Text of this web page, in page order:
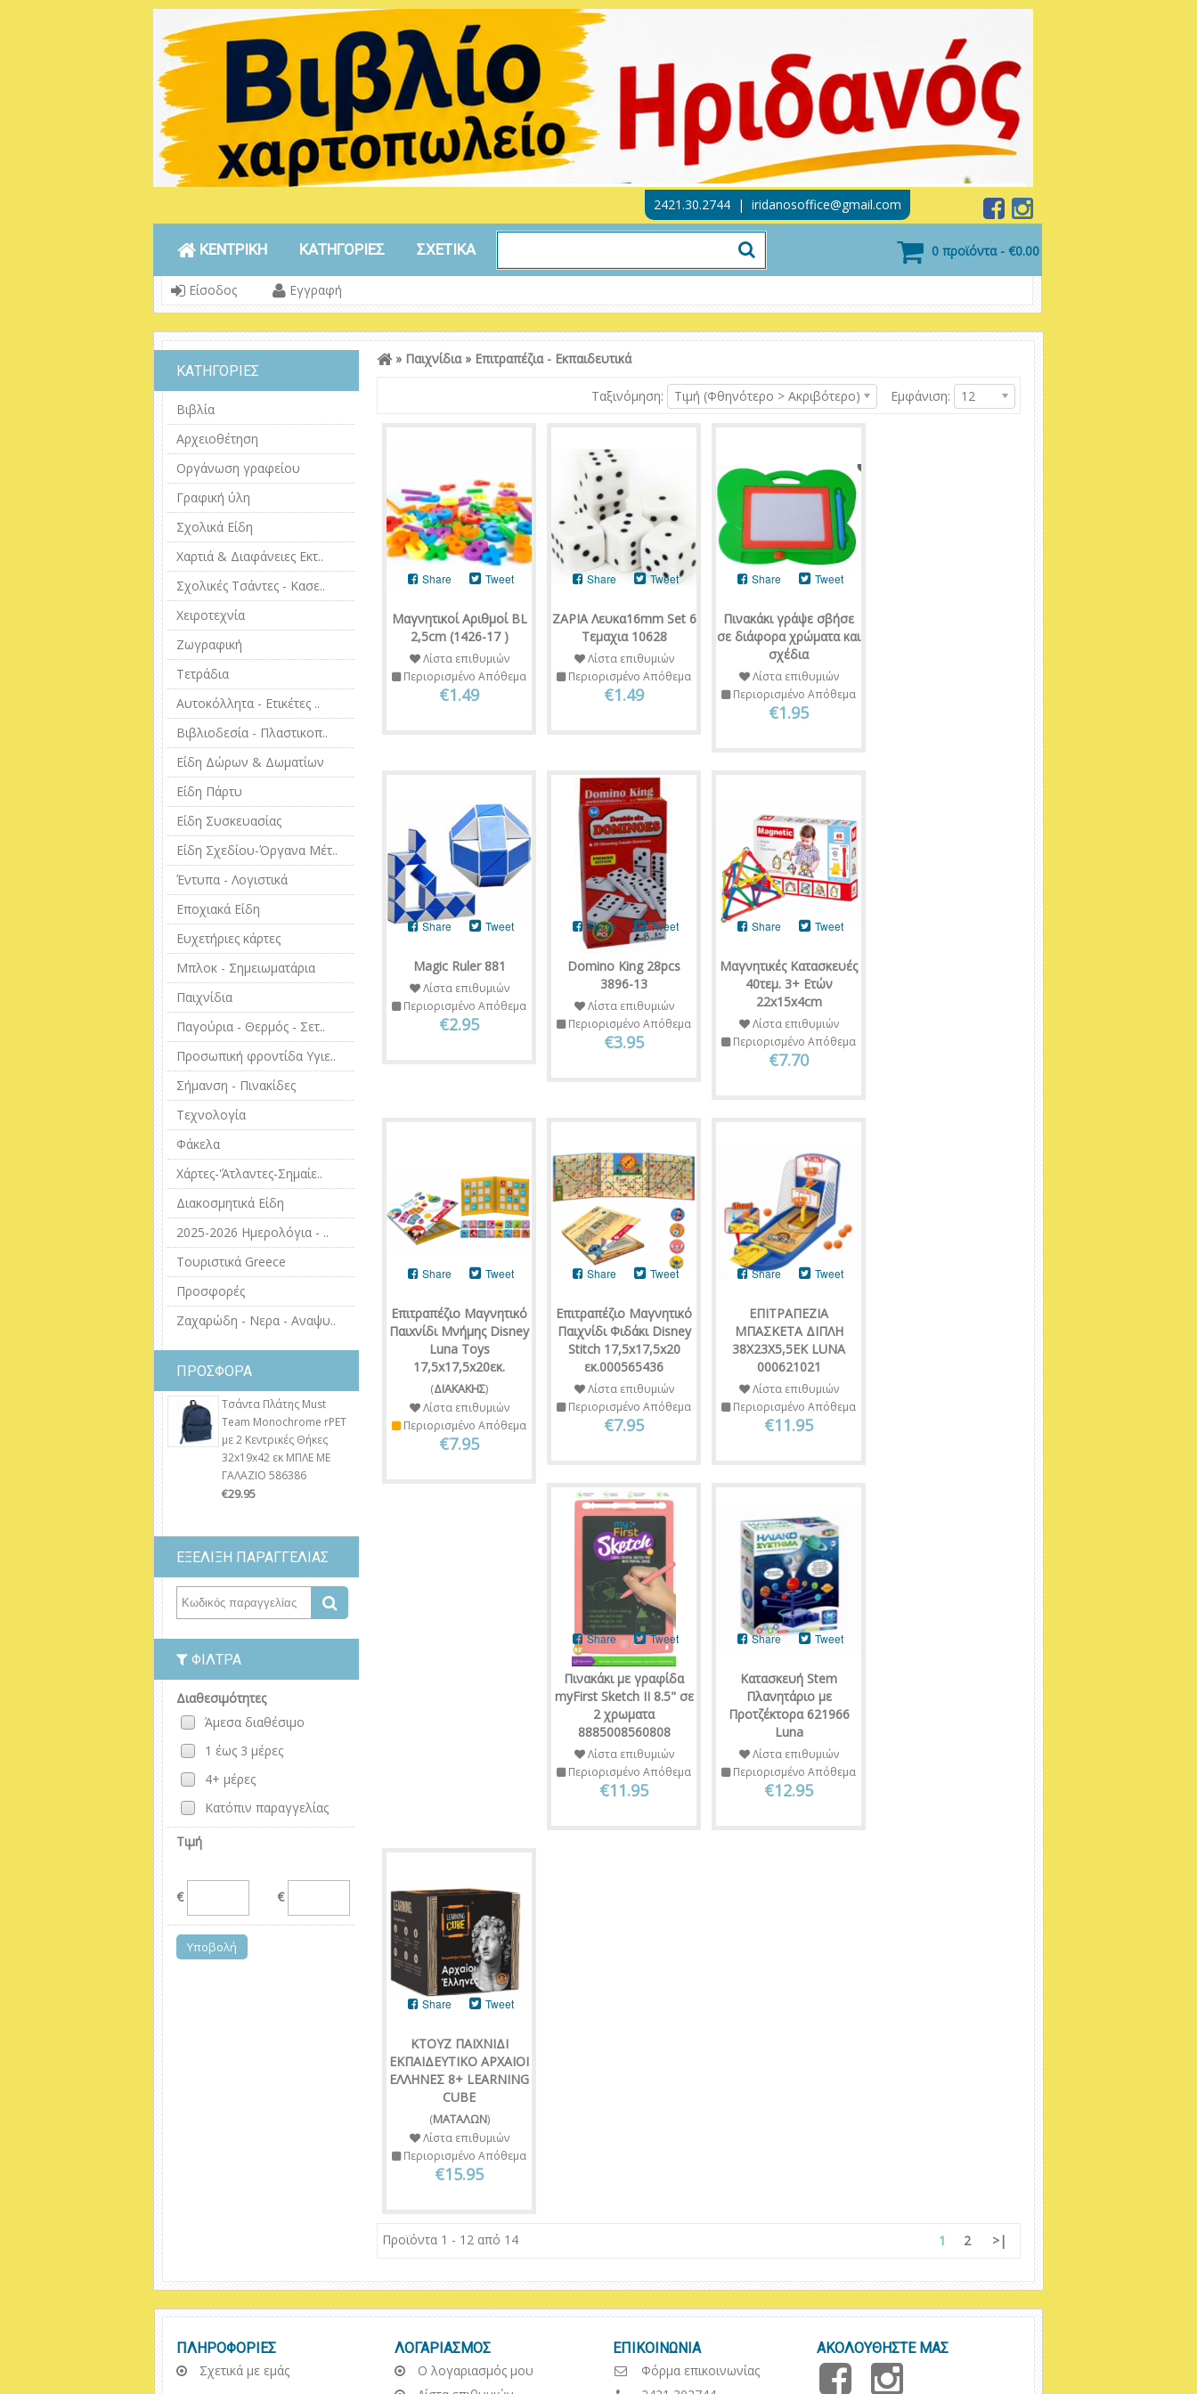
2421.30.2744 | iridanosoffice@gmail.com
0 προϊόντα - €0.00
ΚΕΝΤΡΙΚΗ ΚΑΤΗΓΟΡΙΕΣ ΣΧΕΤΙΚΑ
Είσοδος Εγγραφή
ΚΑΤΗΓΟΡΙΕΣ
Βιβλία
Αρχειοθέτηση
Οργάνωση γραφείου
Γραφική ύλη
Σχολικά Είδη
Χαρτιά & Διαφάνειες Εκτ..
Σχολικές Τσάντες - Κασε..
Χειροτεχνία
Ζωγραφική
Τετράδια
Αυτοκόλλητα - Ετικέτες ..
Βιβλιοδεσία - Πλαστικοπ..
Είδη Δώρων & Δωματίων
Είδη Πάρτυ
Είδη Συσκευασίας
Είδη Σχεδίου-Όργανα Μέτ..
Έντυπα - Λογιστικά
Εποχιακά Είδη
Ευχετήριες κάρτες
Μπλοκ - Σημειωματάρια
Παιχνίδια
Παγούρια - Θερμός - Σετ..
Προσωπική φροντίδα Υγιε..
Σήμανση - Πινακίδες
Τεχνολογία
Φάκελα
Χάρτες-'Άτλαντες-Σημαίε..
Διακοσμητικά Είδη
2025-2026 Ημερολόγια - ..
Τουριστικά Greece
Προσφορές
Ζαχαρώδη - Νερα - Αναψυ..
ΠΡΟΣΦΟΡΑ
Τσάντα Πλάτης Must
Team Monochrome rPET
με 2 Κεντρικές Θήκες
32x19x42 εκ ΜΠΛΕ ΜΕ
ΓΑΛΑΖΙΟ 586386
€29.95
ΕΞΕΛΙΞΗ ΠΑΡΑΓΓΕΛΙΑΣ
ΦΊΛΤΡΑ
Διαθεσιμότητες
Άμεσα διαθέσιμο
1 έως 3 μέρες
4+ μέρες
Κατόπιν παραγγελίας
Τιμή
€ €
» Παιχνίδια» Επιτραπέζια - Εκπαιδευτικά
Εμφάνιση: 12
Ταξινόμηση: Τιμή (Φθηνότερο > Ακριβότερο)
Μαγνητικοί Αριθμοί BL
2,5cm (1426-17 )
Share Tweet
Λίστα επιθυμιών
Περιορισμένο Απόθεμα
€1.49
ΖΑΡΙΑ Λευκα16mm Set 6
Τεμαχια 10628
Share Tweet
Λίστα επιθυμιών
Περιορισμένο Απόθεμα
€1.49
Πινακάκι γράψε σβήσε
σε διάφορα χρώματα και
σχέδια
Share Tweet
Λίστα επιθυμιών
Περιορισμένο Απόθεμα
€1.95
Magic Ruler 881
Share Tweet
Λίστα επιθυμιών
Περιορισμένο Απόθεμα
€2.95
Domino King 28pcs
3896-13
Share Tweet
Λίστα επιθυμιών
Περιορισμένο Απόθεμα
€3.95
Μαγνητικές Κατασκευές
40τεμ. 3+ Ετών
22x15x4cm
Share Tweet
Λίστα επιθυμιών
Περιορισμένο Απόθεμα
€7.70
Επιτραπέζιο Μαγνητικό
Παιxνίδι Μνήμης Disney
Luna Toys
17,5x17,5x20εκ.
(ΔΙΑΚΑΚΗΣ)
Share Tweet
Λίστα επιθυμιών
Περιορισμένο Απόθεμα
€7.95
Επιτραπέζιο Μαγνητικό
Παιχνίδι Φιδάκι Disney
Stitch 17,5x17,5x20
εκ.000565436
Share Tweet
Λίστα επιθυμιών
Περιορισμένο Απόθεμα
€7.95
ΕΠΙΤΡΑΠΕΖΙΑ
ΜΠΑΣΚΕΤΑ ΔΙΠΛΗ
38X23X5,5ΕΚ LUNA
000621021
Share Tweet
Λίστα επιθυμιών
Περιορισμένο Απόθεμα
€11.95
Πινακάκι με γραφίδα
myFirst Sketch II 8.5" σε
2 χρωματα
8885008560808
Share Tweet
Λίστα επιθυμιών
Περιορισμένο Απόθεμα
€11.95
Κατασκευή Stem
Πλανητάριο με
Προτζέκτορα 621966
Luna
Share Tweet
Λίστα επιθυμιών
Περιορισμένο Απόθεμα
€12.95
KTOYZ ΠΑΙΧΝΙΔΙ
ΕΚΠΑΙΔΕΥΤΙΚΟ ΑΡΧΑΙΟΙ
ΕΛΛΗΝΕΣ 8+ LEARNING
CUBE
(ΜΑΤΑΛΩΝ)
Share Tweet
Λίστα επιθυμιών
Περιορισμένο Απόθεμα
€15.95
1 2 >|
Προϊόντα 1 - 12 από 14
ΠΛΗΡΟΦΟΡΙΕΣ
Σχετικά με εμάς
ΛΟΓΑΡΙΑΣΜΟΣ
Ο λογαριασμός μου
ΕΠΙΚΟΙΝΩΝΙΑ
Φόρμα επικοινωνίας
ΑΚΟΛΟΥΘΗΣΤΕ ΜΑΣ